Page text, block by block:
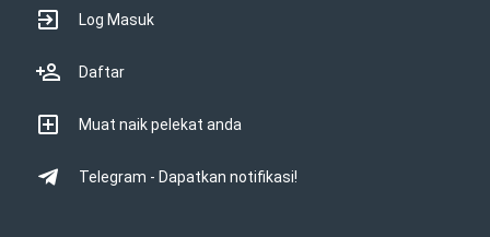
Log Masuk
Daftar
Muat naik pelekat anda
Telegram - Dapatkan notifikasi!